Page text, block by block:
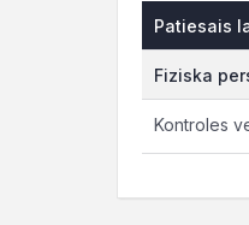
Patiesais
Fiziska
Kontroles